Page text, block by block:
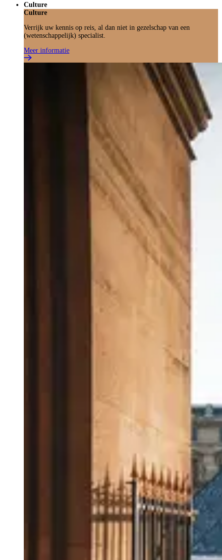
Culture
Culture
Verrijk uw kennis op reis, al dan niet in gezelschap van een
(wetenschappelijk) specialist.
Meer informatie